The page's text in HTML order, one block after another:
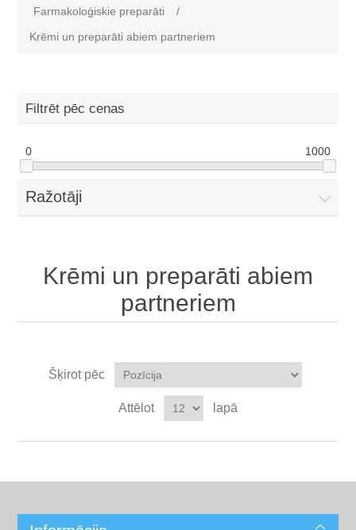
Farmakoloģiskie preparāti
/
Krēmi un preparāti abiem partneriem
Filtrēt pēc cenas
0 1000
Ražotāji
Krēmi un preparāti abiem
partneriem
Šķirot pēc
Attēlot lapā